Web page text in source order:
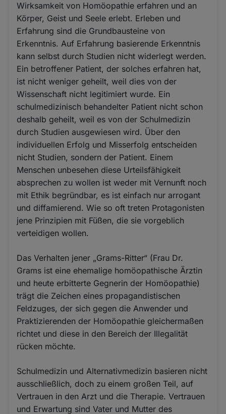
Wirksamkeit von Homöopathie erfahren und an
Körper, Geist und Seele erlebt. Erleben und
Erfahrung sind die Grundbausteine von
Erkenntnis. Auf Erfahrung basierende Erkenntnis
kann selbst durch Studien nicht widerlegt werden.
Ein betroffener Patient, der solches erfahren hat,
ist nicht weniger geheilt, weil dies von der
Wissenschaft nicht legitimiert wurde. Ein
schulmedizinisch behandelter Patient nicht schon
deshalb geheilt, weil es von der Schulmedizin
durch Studien ausgewiesen wird. Über den
individuellen Erfolg und Misserfolg entscheiden
nicht Studien, sondern der Patient. Einem
Menschen unbesehen diese Urteilsfähigkeit
absprechen zu wollen ist weder mit Vernunft noch
mit Ethik begründbar, es ist einfach nur arrogant
und diffamierend. Wie so oft treten Protagonisten
jene Prinzipien mit Füßen, die sie vorgeblich
verteidigen wollen.
Das Verhalten jener „Grams-Ritter“ (Frau Dr.
Grams ist eine ehemalige homöopathische Ärztin
und heute erbitterte Gegnerin der Homöopathie)
trägt die Zeichen eines propagandistischen
Feldzuges, der sich gegen die Anwender und
Praktizierenden der Homöopathie gleichermaßen
richtet und diese in den Bereich der Illegalität
rücken möchte.
Schulmedizin und Alternativmedizin basieren nicht
ausschließlich, doch zu einem großen Teil, auf
Vertrauen in den Arzt und die Therapie. Vertrauen
und Erwartung sind Vater und Mutter des